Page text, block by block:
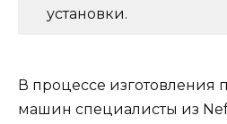
установки.
В процессе изготовления
машин специалисты из